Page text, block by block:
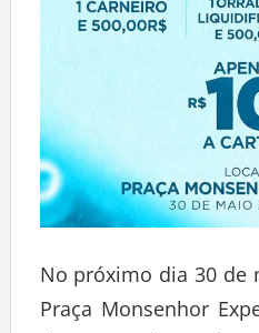
No próximo dia 30 de
Praça Monsenhor